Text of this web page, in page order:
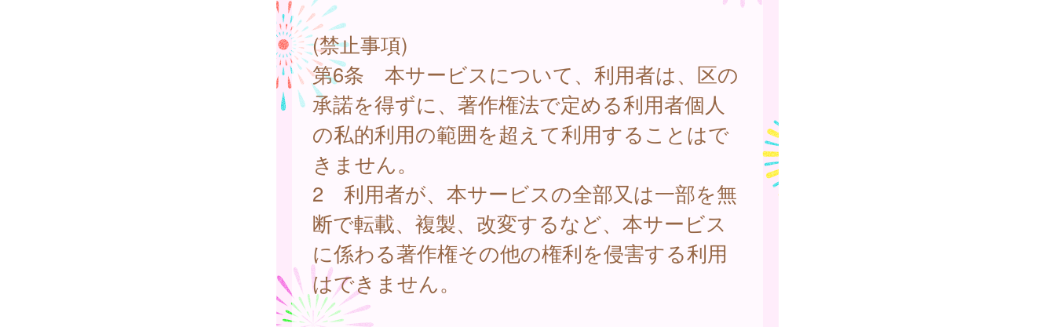
(禁止事項)
第6条 本サービスについて、利用者は、区の
承諾を得ずに、著作権法で定める利用者個人
の私的利用の範囲を超えて利用することはで
きません。
2 利用者が、本サービスの全部又は一部を無
断で転載、複製、改変するなど、本サービス
に係わる著作権その他の権利を侵害する利用
はできません。